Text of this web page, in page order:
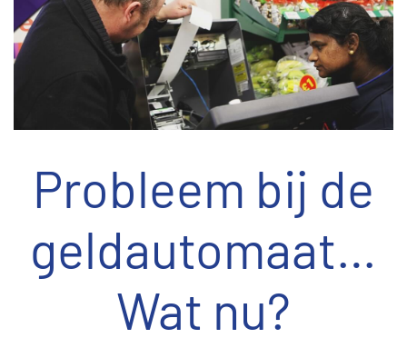
Probleem bij de
geldautomaat…
Wat nu?